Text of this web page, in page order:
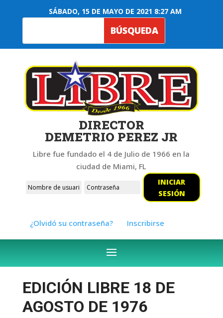
SÁBADO, 15 DE MAYO DE 2021 8:27 AM
DIRECTOR
DEMETRIO PEREZ JR
Libre fue fundado el 4 de Julio de 1966 en la
ciudad de Miami, FL
INICIAR
SESIÓN
¿Olvidó su contraseña? Inscribirse
EDICIÓN LIBRE 18 DE
AGOSTO DE 1976